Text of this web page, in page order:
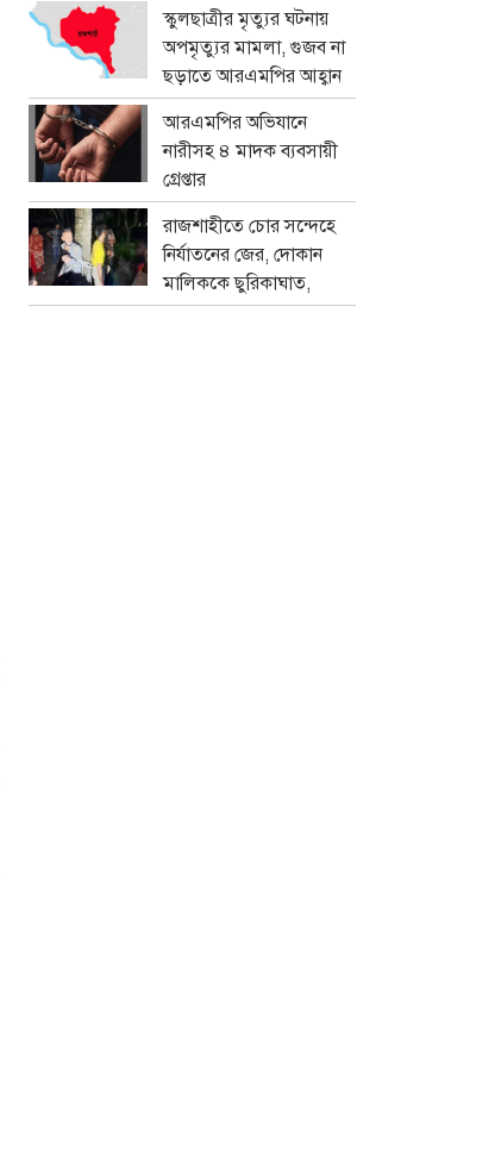
স্কুলছাত্রীর মৃত্যুর ঘটনায়
অপমৃত্যুর মামলা, গুজব না
ছড়াতে আরএমপির আহ্বান
আরএমপির অভিযানে
নারীসহ ৪ মাদক ব্যবসায়ী
গ্রেপ্তার
রাজশাহীতে চোর সন্দেহে
নির্যাতনের জের, দোকান
মালিককে ছুরিকাঘাত,
মামলা